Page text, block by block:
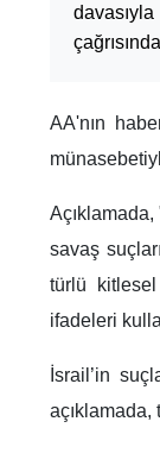
AA'nın
Açıklamada,
savaş
türlü kitlesel
ifadeleri
İsrail’in